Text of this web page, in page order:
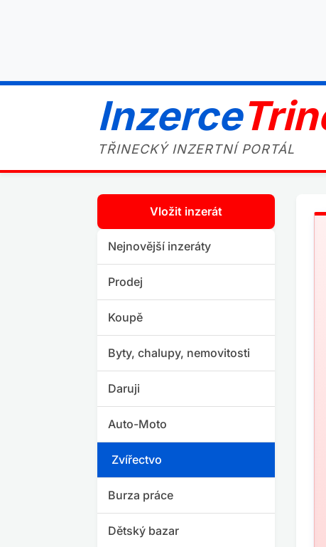
Inzerce
TŘINECKÝ INZERTNÍ PORTÁL
Vložit inzerát
Nejnovější inzeráty
Prodej
Koupě
Byty, chalupy, nemovitosti
Daruji
Auto-Moto
Zvířectvo
Burza práce
Dětský bazar